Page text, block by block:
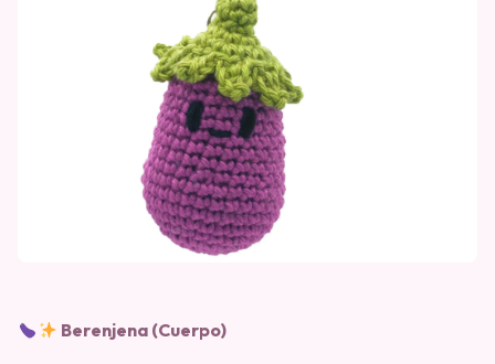
Berenjena (Cuerpo)